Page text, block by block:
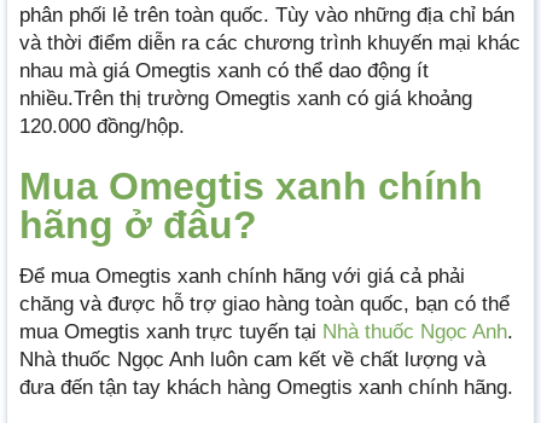
phân phối lẻ trên toàn quốc. Tùy vào những địa chỉ bán
và thời điểm diễn ra các chương trình khuyến mại khác
nhau mà giá Omegtis xanh có thể dao động ít
nhiều.Trên thị trường Omegtis xanh có giá khoảng
120.000 đồng/hộp.
Mua Omegtis xanh chính
hãng ở đâu?
Để mua Omegtis xanh chính hãng với giá cả phải
chăng và được hỗ trợ giao hàng toàn quốc, bạn có thể
mua Omegtis xanh trực tuyến tại Nhà thuốc Ngọc Anh.
Nhà thuốc Ngọc Anh luôn cam kết về chất lượng và
đưa đến tận tay khách hàng Omegtis xanh chính hãng.